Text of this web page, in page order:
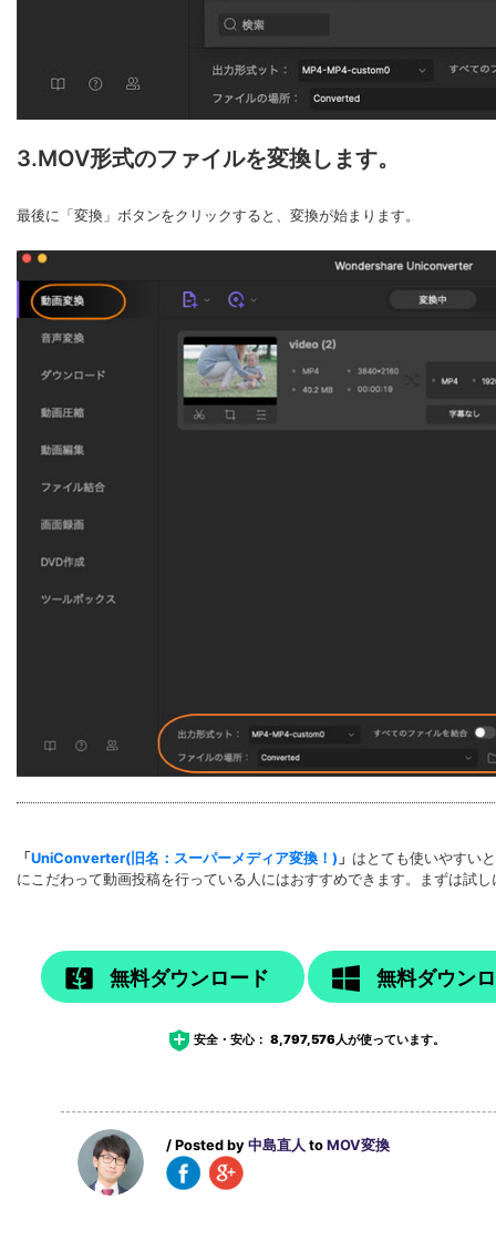
3.MOV形式のファイルを変換します。
最後に「変換」ボタンをクリックすると、変換が始まります。
「UniConverter(旧名：スーパーメディア変換！) 」 はとても使いやすい
にこだわって動画投稿を行っている人にはおすすめできます。まずは試
無料ダウンロード 無料ダウン
安全・安心： 8,797,576人が使っています。
/ Posted by 中島直人 to MOV変換